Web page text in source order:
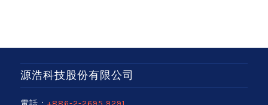
源浩科技股份有限公司